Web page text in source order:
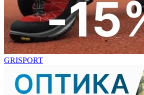
GRISPORT